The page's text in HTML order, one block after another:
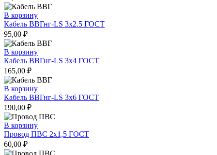
В корзину
Кабель ВВГнг-LS 3х2.5 ГОСТ
95,00 ₽
В корзину
Кабель ВВГнг-LS 3х4 ГОСТ
165,00 ₽
В корзину
Кабель ВВГнг-LS 3х6 ГОСТ
190,00 ₽
В корзину
Провод ПВС 2х1,5 ГОСТ
60,00 ₽